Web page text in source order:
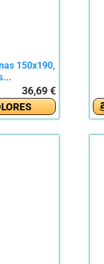
150x190,
36,69 €